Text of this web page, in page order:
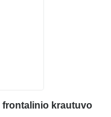
frontalinio krautuvo